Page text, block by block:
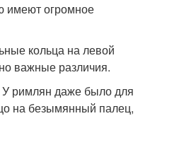
имеют огромное
кольца на левой
важные различия.
римлян даже было для
на безымянный палец,